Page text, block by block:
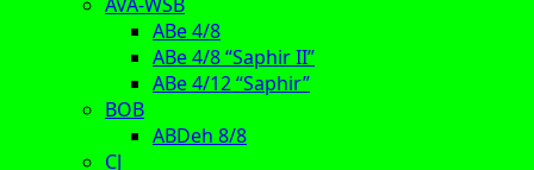
ABe 4/8
ABe 4/8 “Saphir II”
ABe 4/12 “Saphir”
BOB
ABDeh 8/8
CJ